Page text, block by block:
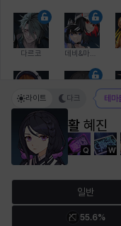
다르코
레온
활 혜진
Q W
라이트 다크 테마
일반
55.6%